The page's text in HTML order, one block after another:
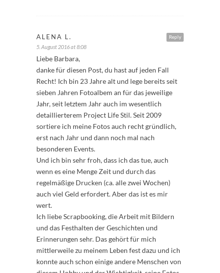
Reply
ALENA L.
5. August 2016 at 8:08
Liebe Barbara,
danke für diesen Post, du hast auf jeden Fall
Recht! Ich bin 23 Jahre alt und lege bereits seit
sieben Jahren Fotoalbem an für das jeweilige
Jahr, seit letztem Jahr auch im wesentlich
detaillierterem Project Life Stil. Seit 2009
sortiere ich meine Fotos auch recht gründlich,
erst nach Jahr und dann noch mal nach
besonderen Events.
Und ich bin sehr froh, dass ich das tue, auch
wenn es eine Menge Zeit und durch das
regelmäßige Drucken (ca. alle zwei Wochen)
auch viel Geld erfordert. Aber das ist es mir
wert.
Ich liebe Scrapbooking, die Arbeit mit Bildern
und das Festhalten der Geschichten und
Erinnerungen sehr. Das gehört für mich
mittlerweile zu meinem Leben fest dazu und ich
konnte auch schon einige andere Menschen von